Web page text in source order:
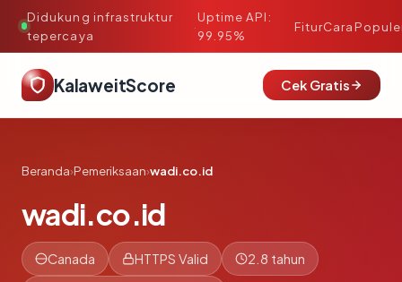
Didukung infrastruktur
tepercaya
·
Uptime API:
99.95%
FiturCara
KalaweitScore Cek Gratis
Beranda›Pemeriksaan›wadi.co.id
wadi.co.id
Canada HTTPS Valid 2.8 tahun